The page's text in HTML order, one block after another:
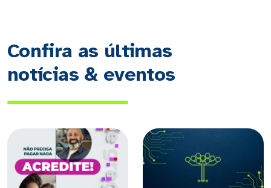
Confira as últimas
notícias & eventos